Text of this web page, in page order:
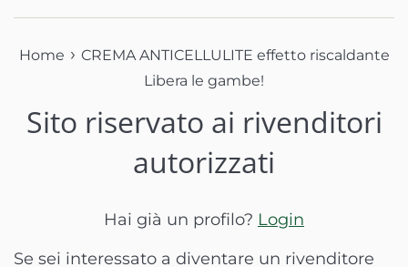
Home › CREMA ANTICELLULITE effetto riscaldante
Libera le gambe!
Sito riservato ai rivenditori
autorizzati
Hai già un profilo? Login
Se sei interessato a diventare un rivenditore